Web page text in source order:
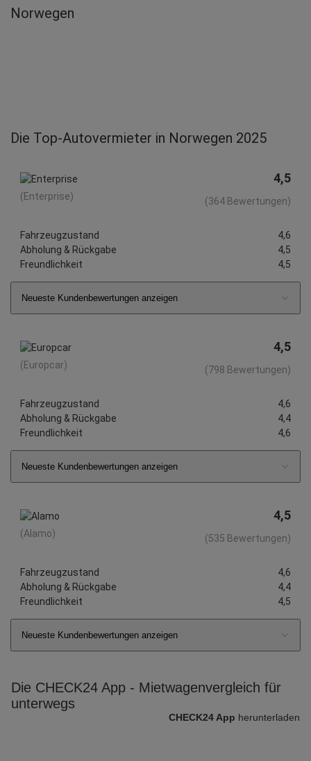
Norwegen
Die Top-Autovermieter in Norwegen 2025
(Enterprise)
4,5
(364 Bewertungen)
Fahrzeugzustand
4,6
Abholung & Rückgabe
4,5
Freundlichkeit
4,5
Neueste Kundenbewertungen anzeigen
(Europcar)
4,5
(798 Bewertungen)
Fahrzeugzustand
4,6
Abholung & Rückgabe
4,4
Freundlichkeit
4,6
Neueste Kundenbewertungen anzeigen
(Alamo)
4,5
(535 Bewertungen)
Fahrzeugzustand
4,6
Abholung & Rückgabe
4,4
Freundlichkeit
4,5
Neueste Kundenbewertungen anzeigen
Die CHECK24 App - Mietwagenvergleich für
unterwegs
CHECK24 App herunterladen